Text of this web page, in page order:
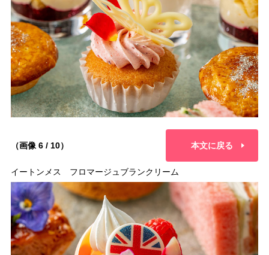
（画像 6 / 10） 本文に戻る
イートンメス フロマージュブランクリーム